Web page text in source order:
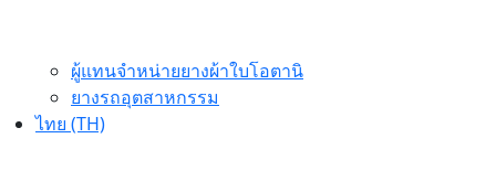
ผู้แทนจำหน่ายยางผ้าใบโอตานิ
ยางรถอุตสาหกรรม
ไทย (TH)